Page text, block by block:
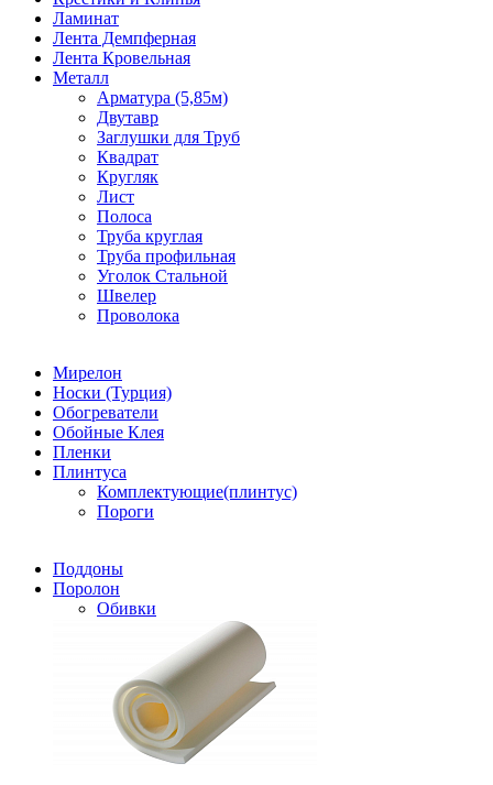
Ламинат
Лента Демпферная
Лента Кровельная
Металл
Арматура (5,85м)
Двутавр
Заглушки для Труб
Квадрат
Кругляк
Лист
Полоса
Труба круглая
Труба профильная
Уголок Стальной
Швелер
Проволока
Мирелон
Носки (Турция)
Обогреватели
Обойные Клея
Пленки
Плинтуса
Комплектующие(плинтус)
Пороги
Поддоны
Поролон
Обивки